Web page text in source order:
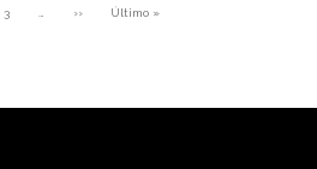
3 … ››
Próxima página
Último »
Última página